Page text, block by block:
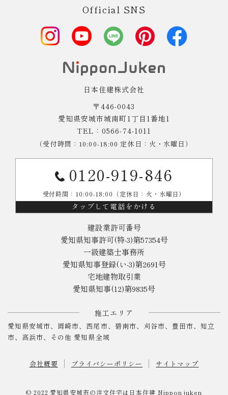
Official SNS
日本住建株式会社
〒446-0043
愛知県安城市城南町1丁目1番地1
TEL：0566-74-1011
（受付時間：10:00-18:00 定休日：火・水曜日）
0120-919-846
受付時間：10:00-18:00（定休日：火・水曜日）
タップして電話をかける
建設業許可番号
愛知県知事許可(特-3)第57354号
一級建築士事務所
愛知県知事登録(い-3)第2691号
宅地建物取引業
愛知県知事(12)第9835号
施工エリア
愛知県安城市、岡崎市、西尾市、碧南市、刈谷市、豊田市、知立
市、高浜市、その他 愛知県全域
会社概要 プライバシーポリシー サイトマップ
© 2022 愛知県安城市の注文住宅は日本住建 Nippon juken